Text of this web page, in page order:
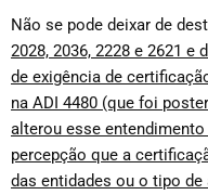
Não se pode deixar de
2028, 2036, 2228 e 2621 e
de exigência de
na ADI 4480 (que foi
alterou esse
percepção que a
das entidades ou o tipo